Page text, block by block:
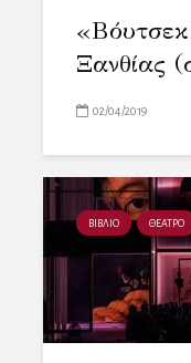
Ξανθίας
02/04/2019
ΒΙΒΛΙΟ ΘΕΑΤΡΟ